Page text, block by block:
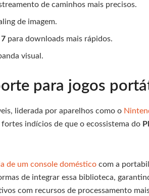
de caminhos mais precisos.
de imagem.
para downloads mais rápidos.
visual.
para jogos
liderada por aparelhos como o
fortes indícios de que o ecossistema do
de um console doméstico com a
de integrar essa biblioteca,
com recursos de processamento